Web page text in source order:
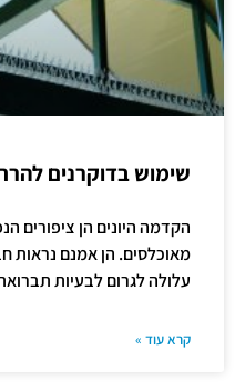
שימוש בדוקרנים
הקדמה היונים הן ציפורים
מאוכלסים. הן אמנם נראות
עלולה לגרום לבעיות
קרא עוד »